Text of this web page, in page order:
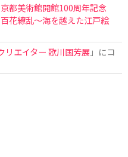
都美術館開館100周年記念
花繚乱〜海を越えた江戸絵
リエイター 歌川国芳展 」にコ